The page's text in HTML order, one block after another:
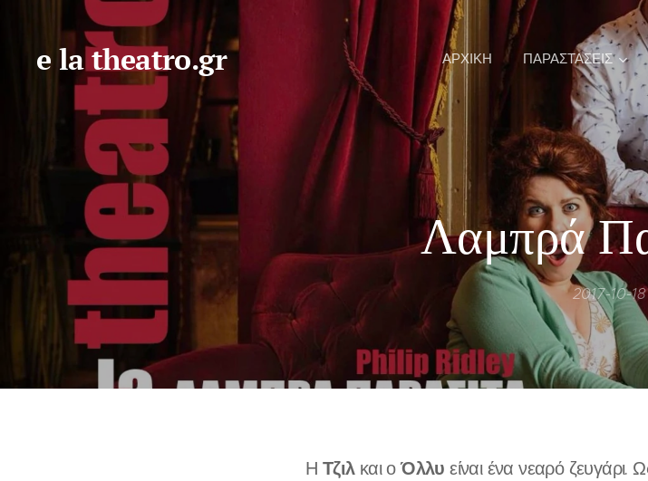
e la theatro.gr ΑΡΧΙΚΉ ΠΑΡΑΣΤΑΣΕΙΣ
Λαμπρά
2017-10-18
Η Τζιλκαι οΌλλυ είναι ένα νεαρό ζευγάρι.